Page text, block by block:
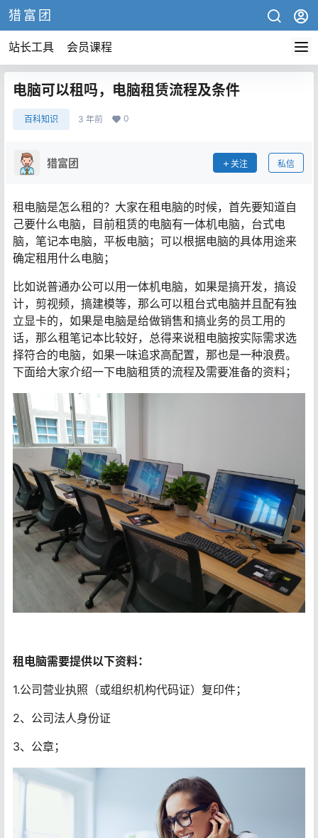
猎富团
站长工具 会员课程
电脑可以租吗，电脑租赁流程及条件
百科知识 3 年前 0
猎富团 关注 私信
租电脑是怎么租的？大家在租电脑的时候，首先要知道自
己要什么电脑，目前租赁的电脑有一体机电脑，台式电
脑，笔记本电脑，平板电脑；可以根据电脑的具体用途来
确定租用什么电脑；
比如说普通办公可以用一体机电脑，如果是搞开发，搞设
计，剪视频，搞建模等，那么可以租台式电脑并且配有独
立显卡的，如果是电脑是给做销售和搞业务的员工用的
话，那么租笔记本比较好，总得来说租电脑按实际需求选
择符合的电脑，如果一味追求高配置，那也是一种浪费。
下面给大家介绍一下电脑租赁的流程及需要准备的资料；
租电脑需要提供以下资料：
1.公司营业执照（或组织机构代码证）复印件；
2、公司法人身份证
3、公章；